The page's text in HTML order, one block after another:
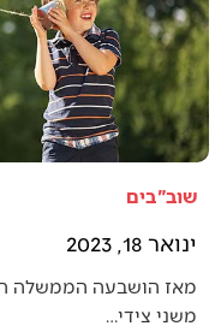
שוב"בים
ינואר 18, 2023
מאז הושבעה הממשלה
משני צידי…